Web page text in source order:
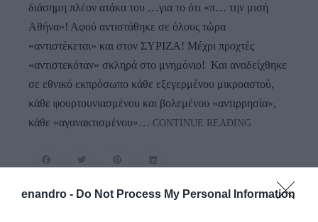
enandro - Do Not Process My Personal Information
διάσημη πλέον ατάκα του …για το ότι «π… την μισή
Αθήνα»! Αφού αντιστάθηκε σε όλους τώρα
«αντιστέκεται» και στον ΣΥΡΙΖΑ! Μέχρι προχτές
«αντιστεκόταν» σκληρά στο μνημόνιο! Και αναδείχθηκε
σε εθνικό εκπρόσωπο κάθε εξεγερμένου μικροαστού,
κάθε φουρτουνιασμένου και βολεμένου «αντιρρησία»,
κάθε «αγανακτισμένου»… CONTINUE READING
Φλισκούνι